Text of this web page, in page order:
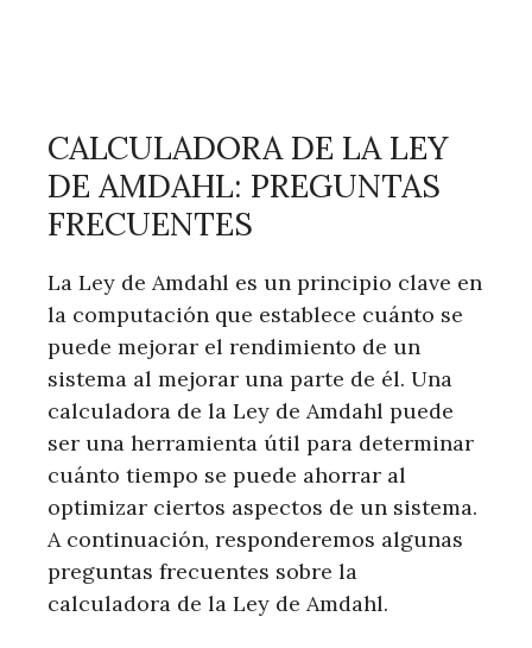
CALCULADORA DE LA LEY
DE AMDAHL: PREGUNTAS
FRECUENTES
La Ley de Amdahl es un principio clave en
la computación que establece cuánto se
puede mejorar el rendimiento de un
sistema al mejorar una parte de él. Una
calculadora de la Ley de Amdahl puede
ser una herramienta útil para determinar
cuánto tiempo se puede ahorrar al
optimizar ciertos aspectos de un sistema.
A continuación, responderemos algunas
preguntas frecuentes sobre la
calculadora de la Ley de Amdahl.